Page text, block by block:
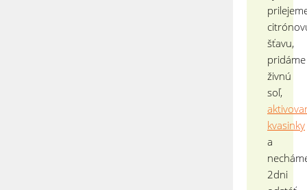
šťavu,
pridáme
živnú
soľ,
kvasinky
a
2dni